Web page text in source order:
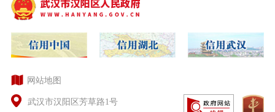
网站地图
武汉市汉阳区芳草路1号